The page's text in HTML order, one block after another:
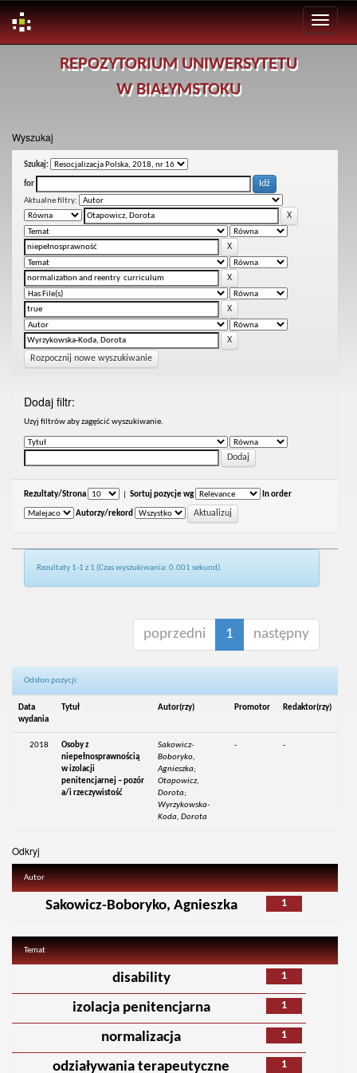
REPOZYTORIUM UNIWERSYTETU
W BIAŁYMSTOKU
Wyszukaj
Szukaj:
for
Aktualne filtry:
Rozpocznij nowe wyszukiwanie
Dodaj filtr:
Uzyj filtrów aby zagęścić wyszukiwanie.
Rezultaty/Strona Sortuj pozycje wg In order
Autorzy/rekord
Rezultaty 1-1 z 1 (Czas wyszukiwania: 0.001 sekund).
poprzedni 1 następny
Odsłon pozycji:
Data
wydania
Tytuł Autor(rzy) Promotor Redaktor(rzy)
2018
Osoby z
niepełnosprawnością
w izolacji
penitencjarnej – pozór
a/i rzeczywistość
Sakowicz-
Boboryko,
Agnieszka;
Otapowicz,
Dorota;
Wyrzykowska-
Koda, Dorota
- -
Odkryj
Autor
1
Sakowicz-Boboryko, Agnieszka
Temat
1
disability
1
izolacja penitencjarna
1
normalizacja
1
odziaływania terapeutyczne